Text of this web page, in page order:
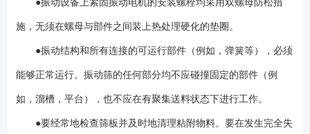
施，无须在螺母与部件之间装上热处理硬化的垫圈。
●振动结构和所有连接的可运行部件（例如，弹簧等），必须
能够正常运行。振动筛的任何部分均不应碰撞固定的部件（例
如，溜槽，平台），也不应在有聚集送料状态下进行工作。
●要经常地检查筛板并及时地清理粘附物料。要在发生完全失